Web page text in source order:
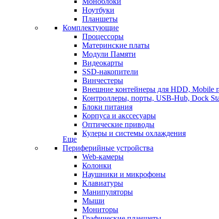
Ноутбуки
Планшеты
Комплектующие
Процессоры
Материнские платы
Модули Памяти
Видеокарты
SSD-накопители
Винчестеры
Внешние контейнеры для HDD, Mobile
Контроллеры, порты, USB-Hub, Dock
Блоки питания
Корпуса и акссесуары
Оптические приводы
Кулеры и системы охлаждения
Еще
Периферийные устройства
Web-камеры
Колонки
Наушники и микрофоны
Клавиатуры
Манипуляторы
Мыши
Мониторы